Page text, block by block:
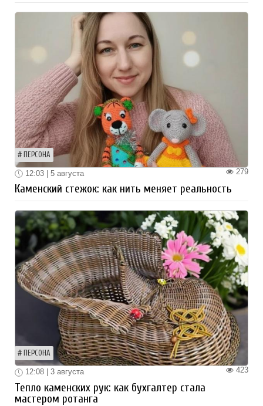
ПЕРСОНА
279
12:03 | 5 августа
Каменский стежок: как нить меняет реальность
ПЕРСОНА
423
12:08 | 3 августа
Тепло каменских рук: как бухгалтер стала
мастером ротанга